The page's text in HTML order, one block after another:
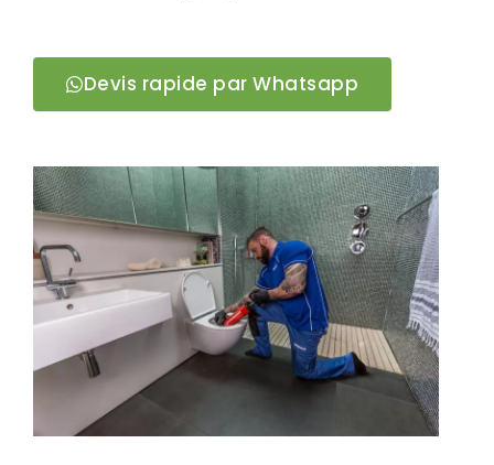
Devis rapide par Whatsapp